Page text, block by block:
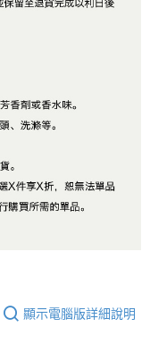
顯示電腦版詳細說明